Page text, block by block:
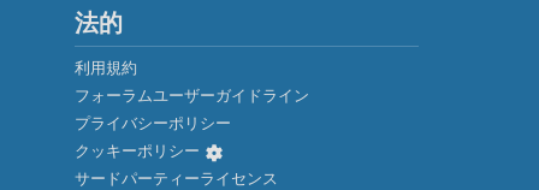
法的
利用規約
フォーラムユーザーガイドライン
プライバシーポリシー
クッキーポリシー
サードパーティーライセンス